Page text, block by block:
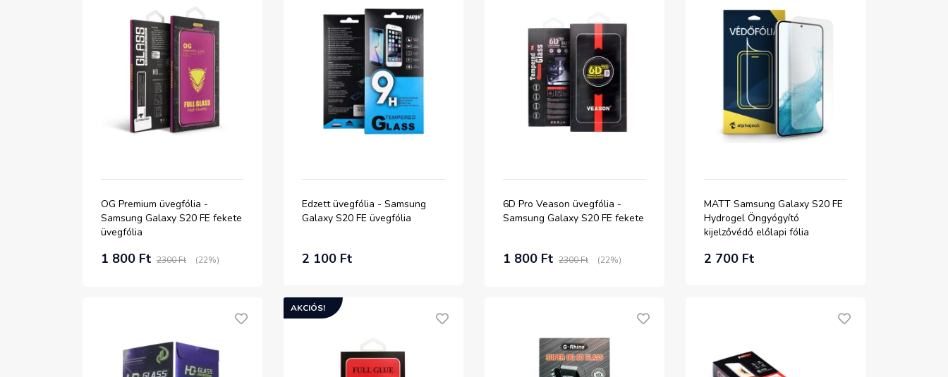
OG Premium üvegfólia -
Samsung Galaxy S20 FE fekete
üvegfólia
1 800 Ft 2300 Ft (22%)
Edzett üvegfólia - Samsung
Galaxy S20 FE üvegfólia
2 100 Ft
6D Pro Veason üvegfólia -
Samsung Galaxy S20 FE fekete
1 800 Ft 2300 Ft (22%)
MATT Samsung Galaxy S20 FE
Hydrogel Öngyógyító
kijelzővédő előlapi fólia
2 700 Ft
AKCIÓS!